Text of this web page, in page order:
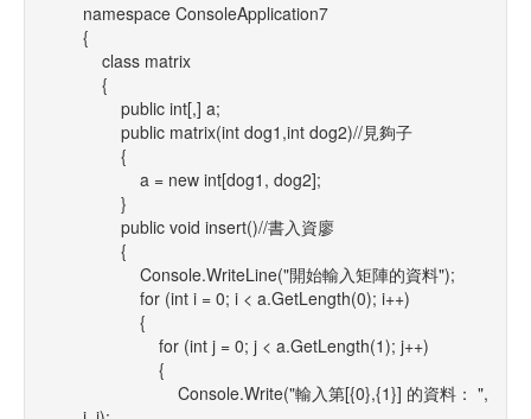
namespace ConsoleApplication7
{
class matrix
{
public int[,] a;
public matrix(int dog1,int dog2)//見夠子
{
a = new int[dog1, dog2];
}
public void insert()//書入資廖
{
Console.WriteLine("開始輸入矩陣的資料");
for (int i = 0; i < a.GetLength(0); i++)
{
for (int j = 0; j < a.GetLength(1); j++)
{
Console.Write("輸入第[{0},{1}] 的資料： ",